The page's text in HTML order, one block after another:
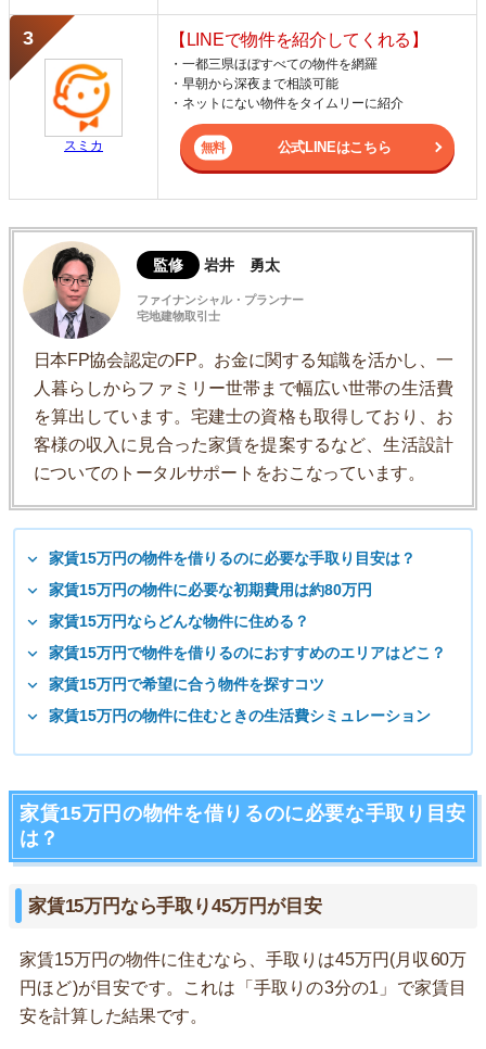
スミカ
【LINEで物件を紹介してくれる】
・一都三県ほぼすべての物件を網羅
・早朝から深夜まで相談可能
・ネットにない物件をタイムリーに紹介
公式LINEはこちら
監修 岩井 勇太
ファイナンシャル・プランナー
宅地建物取引士
日本FP協会認定のFP。お金に関する知識を活かし、一
人暮らしからファミリー世帯まで幅広い世帯の生活費
を算出しています。宅建士の資格も取得しており、お
客様の収入に見合った家賃を提案するなど、生活設計
についてのトータルサポートをおこなっています。
家賃15万円の物件を借りるのに必要な手取り目安は？
家賃15万円の物件に必要な初期費用は約80万円
家賃15万円ならどんな物件に住める？
家賃15万円で物件を借りるのにおすすめのエリアはどこ？
家賃15万円で希望に合う物件を探すコツ
家賃15万円の物件に住むときの生活費シミュレーション
家賃15万円の物件を借りるのに必要な手取り目安
は？
家賃15万円なら手取り45万円が目安
家賃15万円の物件に住むなら、手取りは45万円(月収60万
円ほど)が目安です。これは「手取りの3分の1」で家賃目
安を計算した結果です。